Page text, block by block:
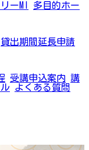
ーMI
多目的ホー
貸出期間延長申請
受講申込案内 講
よくある質問